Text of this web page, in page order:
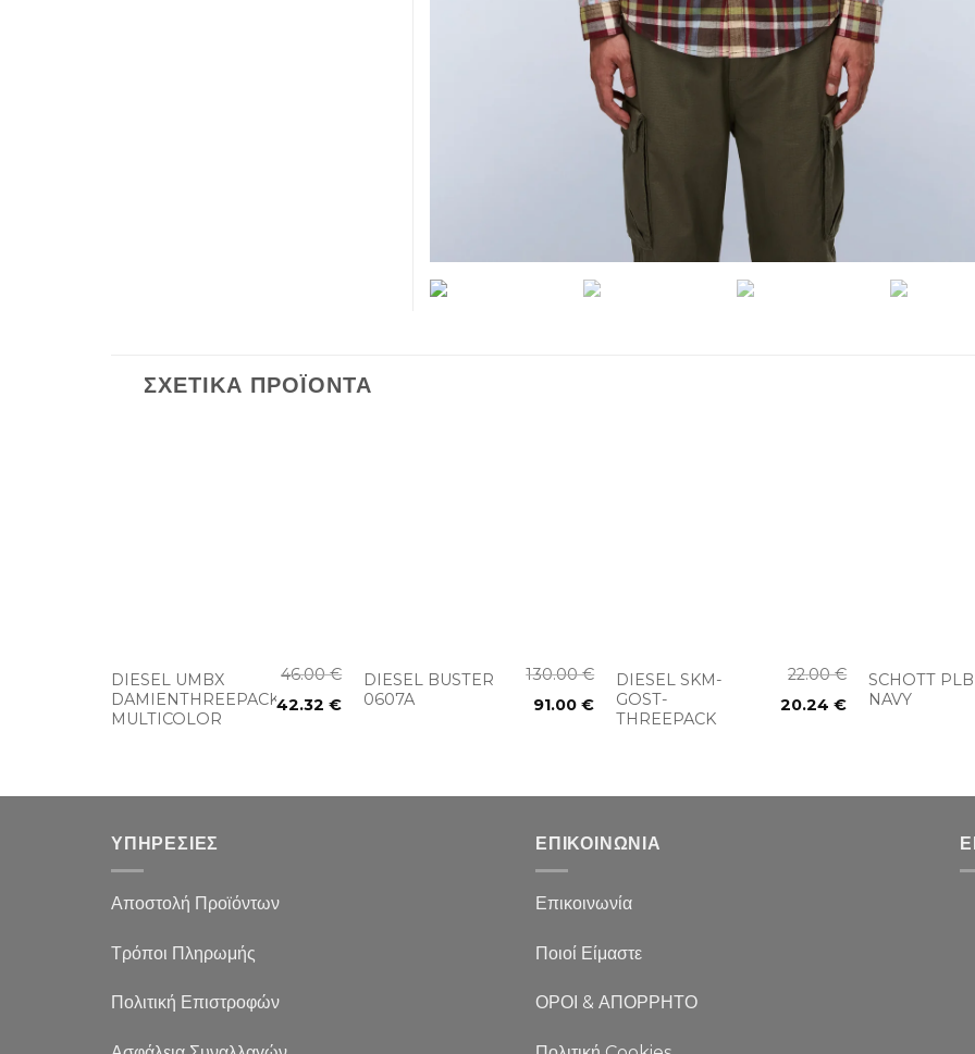
ΣΧΕΤΙΚΆ ΠΡΟΪΌΝΤΑ
DIESEL UMBX
DAMIENTHREEPACK
MULTICOLOR
46.00€
42.32€
DIESEL BUSTER
0607A
130.00€
91.00€
DIESEL SKM-
GOST-
THREEPACK
22.00€
20.24€
SCHOTT
NAVY
ΥΠΗΡΕΣΙΕΣ
Αποστολή Προϊόντων
Τρόποι Πληρωμής
Πολιτική Επιστροφών
ΕΠΙΚΟΙΝΩΝΙΑ
Επικοινωνία
Ποιοί Είμαστε
ΟΡΟΙ & ΑΠΟΡΡΗΤΟ